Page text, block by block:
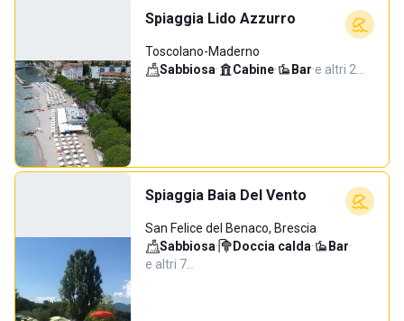
Spiaggia Lido Azzurro
Toscolano-Maderno
Sabbiosa· Cabine· Bar·e altri 2…
Spiaggia Baia Del Vento
San Felice del Benaco, Brescia
Sabbiosa· Doccia calda· Bar·
e altri 7…